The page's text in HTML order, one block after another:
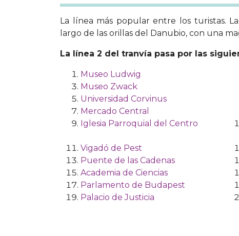
La línea más popular entre los turistas.
largo de las orillas del Danubio, con una
La línea 2 del tranvía pasa por las
Museo Ludwig
Museo Zwack
Universidad Corvinus
Mercado Central
Iglesia Parroquial del Centro
Vigadó de Pest
Puente de las Cadenas
Academia de Ciencias
Parlamento de Budapest
Palacio de Justicia